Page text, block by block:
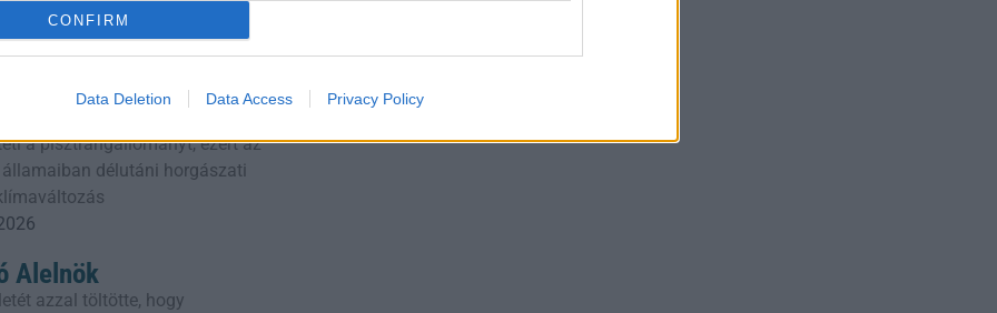
CONFIRM
Data Deletion Data Access Privacy Policy
reaktorok
a pisztrángvizeket
A hőség miatt rekordmagas
a pisztrángállományt, ezért az
délutáni horgászati
Alelnök
azzal töltötte, hogy